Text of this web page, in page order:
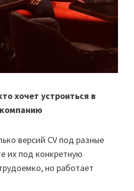
хочет устроиться в
версий CV под разные
их под конкретную
но работает